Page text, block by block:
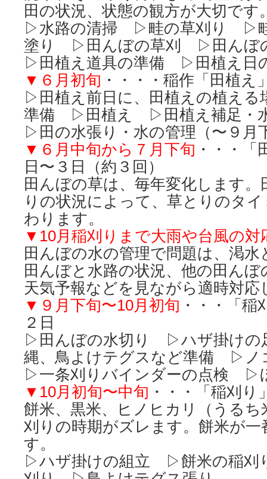
田の状況、状態の観方が大切です
▷水路の清掃 ▷畦の草刈り ▷畦
塗り ▷田んぼの草刈 ▷田んぼ
▷田植え道具の準備 ▷田植え日
▼６月初旬 ・・・・稲作「田植え
▷田植え前日に、田植えの植え
準備 ▷田植え ▷田植え補足・
▷田の水張り・水の管理（〜９月
▼６月中旬から７月下旬 ・・・
日〜３日（約３回）
田んぼの草は、毎年変化します
りの状況によって、草とりのタ
わります。
▼10月稲刈りまで大雨や台風の対
田んぼの水の管理で問題は、渇水
田んぼと水路の状況、他の田んぼ
天気予報などを見ながら適時対応
▼９月下旬〜10月初旬 ・・・「
２日
▷田んぼの水切り ▷ハザ掛け
縄、鳥よけテグスなど準備 ▷ノ
▷一条刈りバインダーの点検 ▷
▼10月初旬〜中旬 ・・・「稲刈り
餅米、黒米、ヒノヒカリ（うる
刈りの時期がズレます。餅米が
す。
▷ハザ掛けの組立 ▷餅米の稲